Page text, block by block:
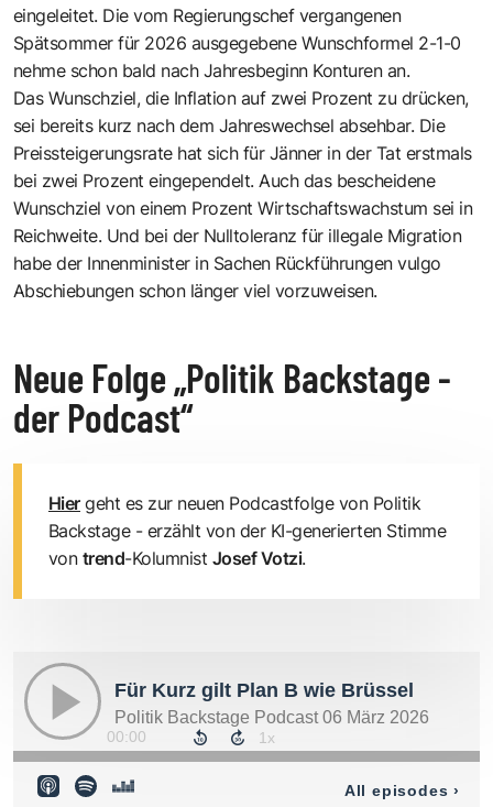
eingeleitet. Die vom Regierungschef vergangenen
Spätsommer für 2026 ausgegebene Wunschformel 2-1-0
nehme schon bald nach Jahresbeginn Konturen an.
Das Wunschziel, die Inflation auf zwei Prozent zu drücken,
sei bereits kurz nach dem Jahreswechsel absehbar. Die
Preissteigerungsrate hat sich für Jänner in der Tat erstmals
bei zwei Prozent eingependelt. Auch das bescheidene
Wunschziel von einem Prozent Wirtschaftswachstum sei in
Reichweite. Und bei der Nulltoleranz für illegale Migration
habe der Innenminister in Sachen Rückführungen vulgo
Abschiebungen schon länger viel vorzuweisen.
Neue Folge „Politik Backstage -
der Podcast“
Hier geht es zur neuen Podcastfolge von Politik
Backstage - erzählt von der KI-generierten Stimme
von trend-Kolumnist Josef Votzi.